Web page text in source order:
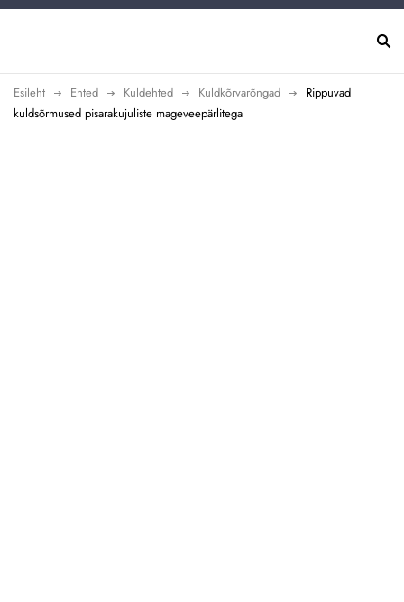
Esileht Ehted Kuldehted Kuldkõrvarõngad
Rippuvad
kuldsõrmused pisarakujuliste mageveepärlitega